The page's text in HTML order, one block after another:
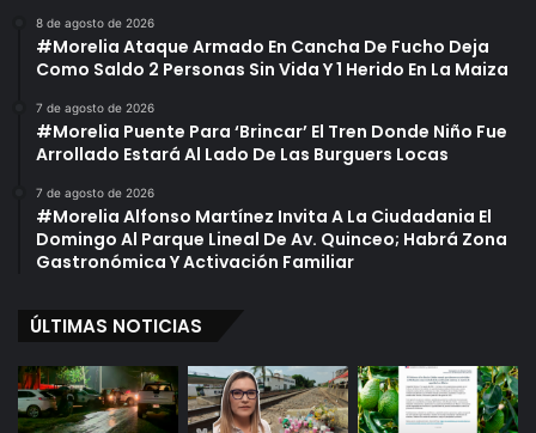
8 de agosto de 2026
#Morelia Ataque Armado En Cancha De Fucho Deja
Como Saldo 2 Personas Sin Vida Y 1 Herido En La Maiza
7 de agosto de 2026
#Morelia Puente Para ‘Brincar’ El Tren Donde Niño Fue
Arrollado Estará Al Lado De Las Burguers Locas
7 de agosto de 2026
#Morelia Alfonso Martínez Invita A La Ciudadania El
Domingo Al Parque Lineal De Av. Quinceo; Habrá Zona
Gastronómica Y Activación Familiar
ÚLTIMAS NOTICIAS